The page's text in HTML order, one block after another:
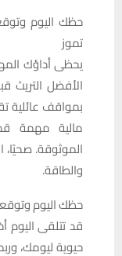
تموز
يحظى أداؤك
الأفضل التريث
بمواقف عائلية
مالية مهمة
الموثوقة. صحيًا،
والطاقة.
حظك اليوم وتوقعات برج
قد تتلقى اليوم
حيوية ليومك،